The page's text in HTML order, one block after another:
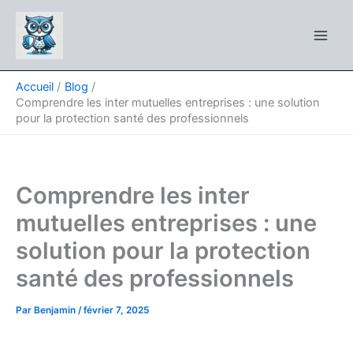
contenu
Accueil
Blog
Comprendre les inter mutuelles entreprises : une solution
pour la protection santé des professionnels
Comprendre les inter
mutuelles entreprises : une
solution pour la protection
santé des professionnels
Par Benjamin /février 7, 2025